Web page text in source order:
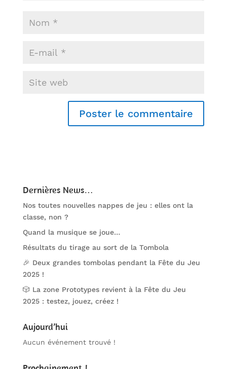
Dernières News…
Nos toutes nouvelles nappes de jeu : elles ont la
classe, non ?
Quand la musique se joue…
Résultats du tirage au sort de la Tombola
🎉 Deux grandes tombolas pendant la Fête du Jeu
2025 !
🎲 La zone Prototypes revient à la Fête du Jeu
2025 : testez, jouez, créez !
Aujourd’hui
Aucun événement trouvé !